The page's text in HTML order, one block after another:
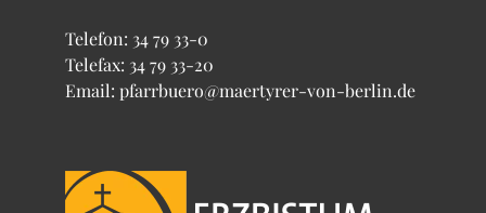
Telefon: 34 79 33-0
Telefax: 34 79 33-20
Email: pfarrbuero@maertyrer-von-berlin.de